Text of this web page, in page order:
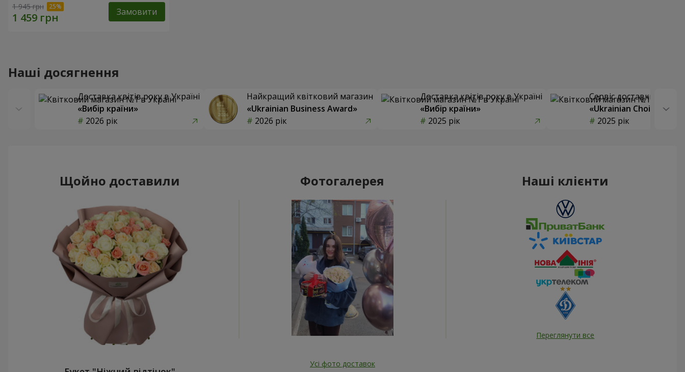
1 945 грн Замовити
Наші досягнення
Доставка квітів року в Україні
«Вибір країни»
2026 рік
Найкращий квітковий магазин
«Ukrainian Business Award»
2026 рік
Доставка квітів року в Україні
«Вибір країни»
2025 рік
Сервіс доставки квітів
«Ukrainian Choice»
2025 рік
Щойно доставили Фотогалерея
Усі фото доставок
Наші клієнти
Переглянути все